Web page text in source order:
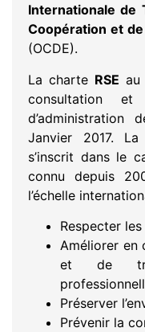
Internationale de
Coopération et
(OCDE).
La charte RSE au
consultation
Janvier 2017.
s’inscrit dans le
connu depuis
l’échelle
Respecter
Améliorer en
et de
Préserver
Prévenir la